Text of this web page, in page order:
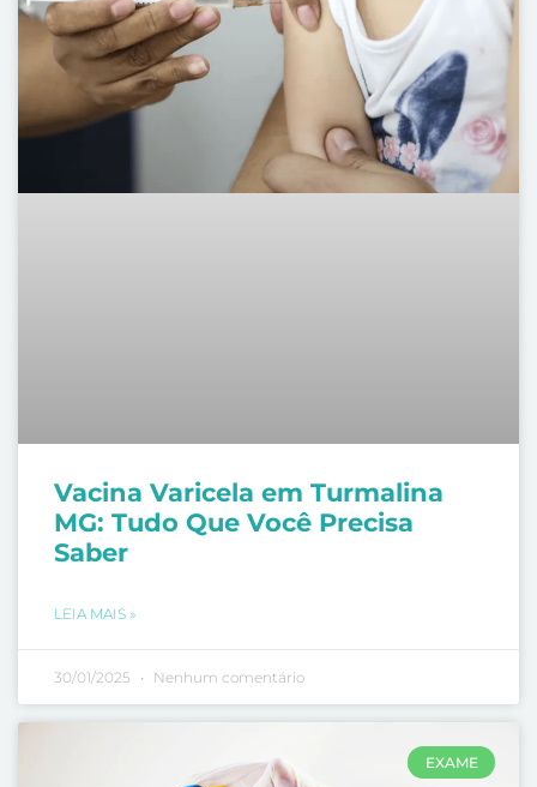
Vacina Varicela em Turmalina
MG: Tudo Que Você Precisa
Saber
LEIA MAIS »
30/01/2025 Nenhum comentário
EXAME